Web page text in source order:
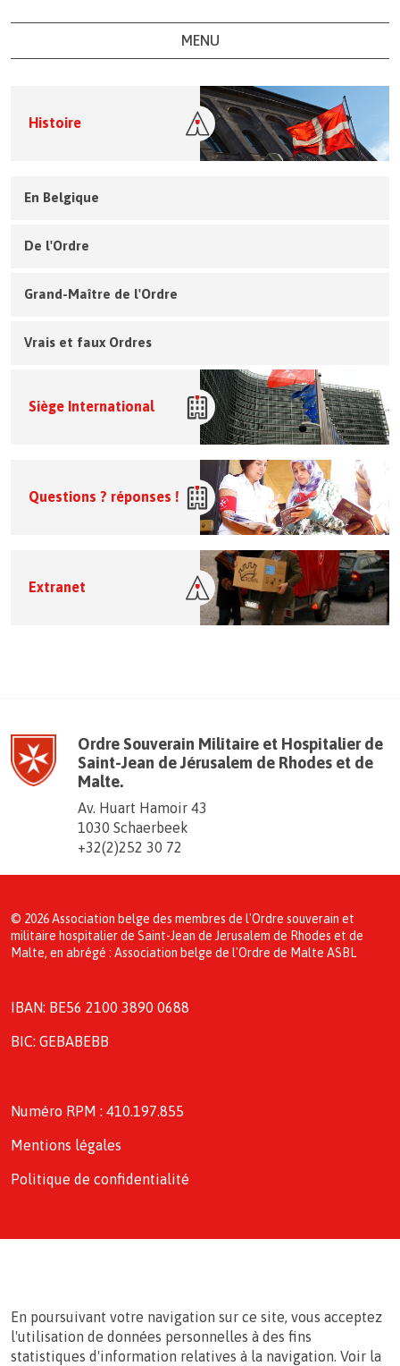
MENU
Histoire
En Belgique
De l'Ordre
Grand-Maître de l'Ordre
Vrais et faux Ordres
Siège International
Questions ? réponses !
Extranet
Ordre Souverain Militaire et Hospitalier de
Saint-Jean de Jérusalem de Rhodes et de
Malte.
Av. Huart Hamoir 43
1030 Schaerbeek
+32(2)252 30 72
© 2026 Association belge des membres de l'Ordre souverain et
militaire hospitalier de Saint-Jean de Jerusalem de Rhodes et de
Malte, en abrégé : Association belge de l'Ordre de Malte ASBL
IBAN: BE56 2100 3890 0688
BIC: GEBABEBB
Numéro RPM : 410.197.855
Mentions légales
Politique de confidentialité
En poursuivant votre navigation sur ce site, vous acceptez
l'utilisation de données personnelles à des fins
statistiques d'information relatives à la navigation. Voir la